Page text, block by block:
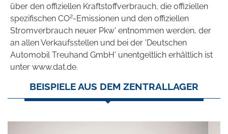
über den offiziellen Kraftstoffverbrauch, die offiziellen
spezifischen CO2-Emissionen und den offiziellen
Stromverbrauch neuer Pkw' entnommen werden, der
an allen Verkaufsstellen und bei der 'Deutschen
Automobil Treuhand GmbH' unentgeltlich erhältlich ist
unter www.dat.de.
BEISPIELE AUS DEM ZENTRALLAGER